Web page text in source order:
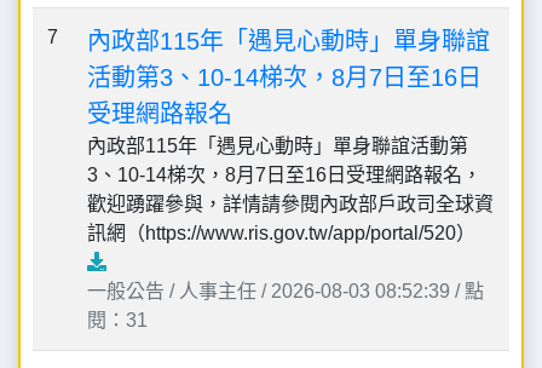
7
內政部115年「遇見心動時」單身聯誼
活動第3、10-14梯次，8月7日至16日
受理網路報名
內政部115年「遇見心動時」單身聯誼活動第
3、10-14梯次，8月7日至16日受理網路報名，
歡迎踴躍參與，詳情請參閱內政部戶政司全球資
訊網（https://www.ris.gov.tw/app/portal/520）
一般公告 / 人事主任 / 2026-08-03 08:52:39 / 點
閱：31